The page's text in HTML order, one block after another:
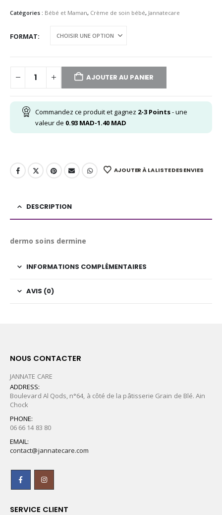
Catégories : Bébé et Maman, Crème de soin bébé, Jannatecare
FORMAT
AJOUTER AU PANIER
Commandez ce produit et gagnez 2-3 Points- une
valeur de 0.93 MAD-1.40 MAD
AJOUTER À LA LISTE DES ENVIES
DESCRIPTION
dermo soins dermine
INFORMATIONS COMPLÉMENTAIRES
AVIS (0)
NOUS CONTACTER
JANNATE CARE
ADDRESS:
Boulevard Al Qods, n°64, à côté de la pâtisserie Grain de Blé. Ain
Chock
PHONE:
06 66 14 83 80
EMAIL:
contact@jannatecare.com
SERVICE CLIENT